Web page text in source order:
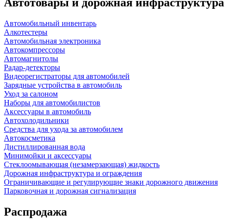
Автомобильный инвентарь
Алкотестеры
Автомобильная электроника
Автокомпрессоры
Автомагнитолы
Радар-детекторы
Видеорегистраторы для автомобилей
Зарядные устройства в автомобиль
Уход за салоном
Наборы для автомобилистов
Аксессуары в автомобиль
Автохолодильники
Средства для ухода за автомобилем
Автокосметика
Дистиллированная вода
Минимойки и аксессуары
Стеклоомывающая (незамерзающая) жидкость
Дорожная инфраструктура и ограждения
Ограничивающие и регулирующие знаки дорожного движения
Парковочная и дорожная сигнализация
Распродажа